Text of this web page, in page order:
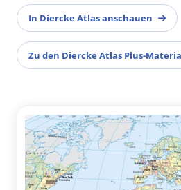
In Diercke Atlas anschauen
Zu den Diercke Atlas Plus-